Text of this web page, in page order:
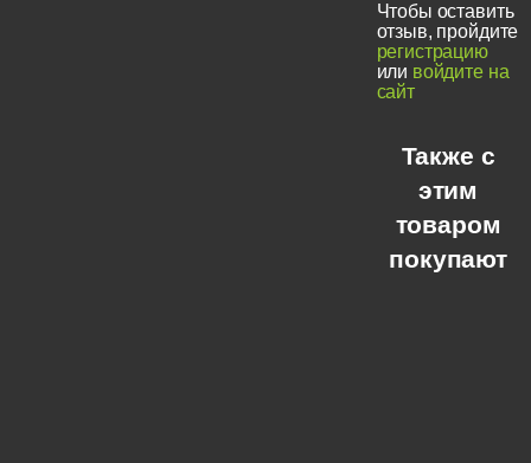
Чтобы оставить
отзыв, пройдите
регистрацию
или войдите на
сайт
Также с
этим
товаром
покупают